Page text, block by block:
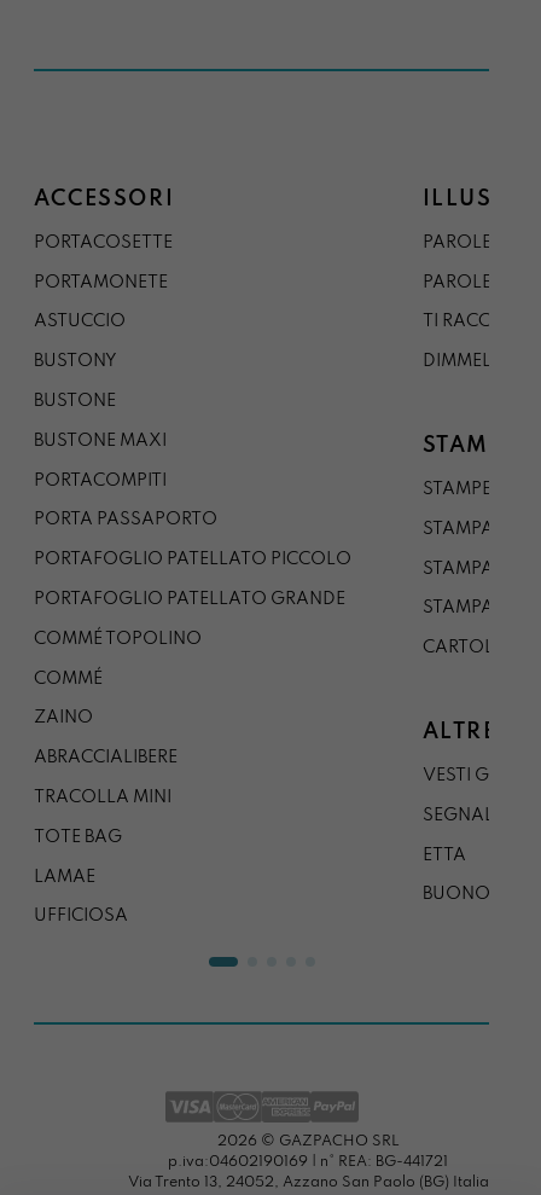
ACCESSORI
PORTACOSETTE
PORTAMONETE
ASTUCCIO
BUSTONY
BUSTONE
BUSTONE MAXI
PORTACOMPITI
PORTA PASSAPORTO
PORTAFOGLIO PATELLATO PICCOLO
PORTAFOGLIO PATELLATO GRANDE
COMMÉ TOPOLINO
COMMÉ
ZAINO
ABRACCIALIBERE
TRACOLLA MINI
TOTE BAG
LAMAE
UFFICIOSA
PAROLE DAL
PAROLE DA
TI
DIMMELO
STAMPE
STAMPE A5
STAMPA A3
STAMPA A1
STAMPA A0
CARTOLINA
ALTRE
VESTI
SEGNALIBRO
ETTA
BUONO
2026 © GAZPACHO SRL
p.iva:04602190169 | n° REA: BG-441721
Via Trento 13, 24052, Azzano San Paolo (BG) Italia